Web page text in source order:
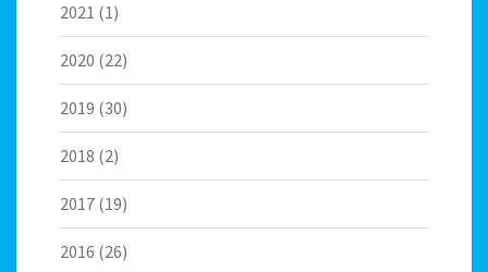
2021 (1)
2020 (22)
2019 (30)
2018 (2)
2017 (19)
2016 (26)